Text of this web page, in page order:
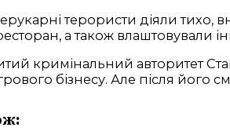
терористи діяли
а також влаштовували
кримінальний авторитет
бізнесу. Але після його